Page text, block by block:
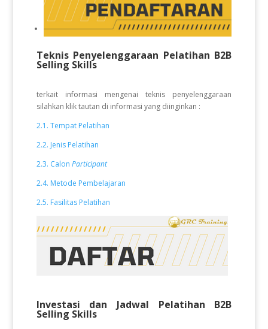
Teknis Penyelenggaraan Pelatihan B2B
Selling Skills
terkait informasi mengenai teknis penyelenggaraan
silahkan klik tautan di informasi yang diinginkan :
2.1. Tempat Pelatihan
2.2. Jenis Pelatihan
2.3. Calon Participant
2.4. Metode Pembelajaran
2.5. Fasilitas Pelatihan
Investasi dan Jadwal Pelatihan B2B
Selling Skills